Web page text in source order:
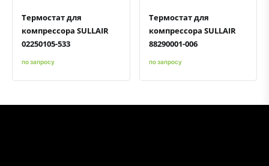
Термостат для
компрессора SULLAIR
02250105-533
по запросу
Термостат для
компрессора SULLAIR
88290001-006
по запросу